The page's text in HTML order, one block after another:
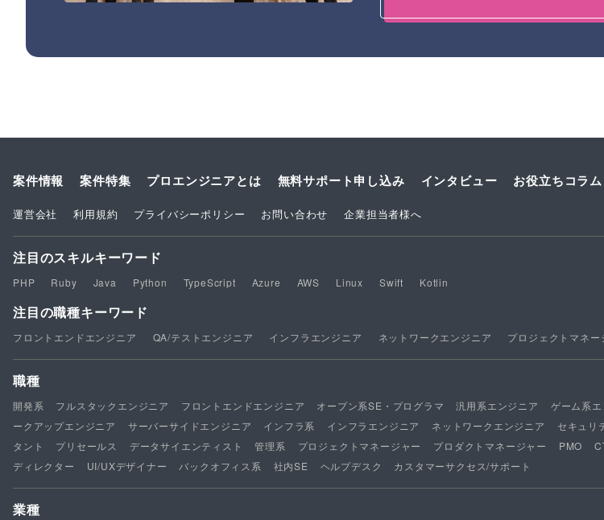
案件情報 案件特集 プロエンジニアとは 無料サポート申し込み インタビュー お役立ちコラム
運営会社 利用規約 プライバシーポリシー お問い合わせ 企業担当者様へ
注目のスキルキーワード
PHP Ruby Java Python TypeScript Azure AWS Linux Swift Kotlin
注目の職種キーワード
フロントエンドエンジニア QA/テストエンジニア インフラエンジニア ネットワークエンジニア プロジェクトマネー
職種
開発系 フルスタックエンジニア フロントエンドエンジニア オープン系SE・プログラマ 汎用系エンジニア ゲーム系
ークアップエンジニア
サーバーサイドエンジニア インフラ系 インフラエンジニア ネットワークエンジニア セキュリ
タント
プリセールス データサイエンティスト 管理系 プロジェクトマネージャー プロダクトマネージャー PMO
ディレクター
UI/UXデザイナー バックオフィス系 社内SE ヘルプデスク カスタマーサクセス/サポート
業種